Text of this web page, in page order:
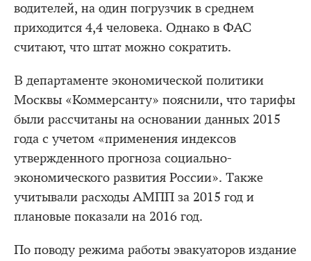
водителей, на один погрузчик в среднем
приходится 4,4 человека. Однако в ФАС
считают, что штат можно сократить.
В департаменте экономической политики
Москвы «Коммерсанту» пояснили, что тарифы
были рассчитаны на основании данных 2015
года с учетом «применения индексов
утвержденного прогноза социально-
экономического развития России». Также
учитывали расходы АМПП за 2015 год и
плановые показали на 2016 год.
По поводу режима работы эвакуаторов издание